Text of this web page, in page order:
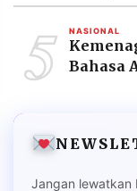
5 NASIONAL
Bahasa
Jangan lewatkan